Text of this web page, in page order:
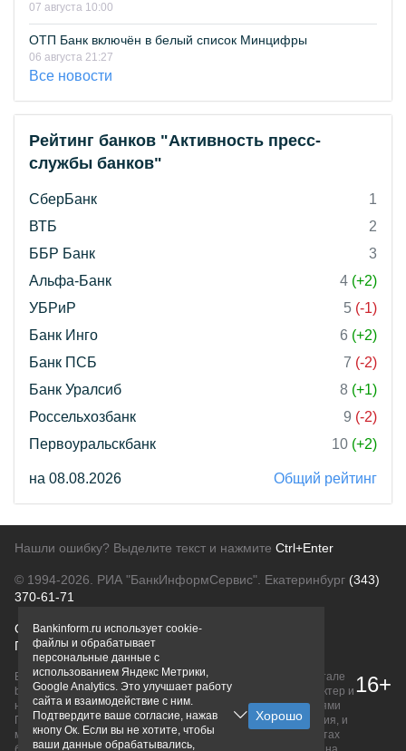
07 августа 10:00
ОТП Банк включён в белый список Минцифры
06 августа 21:27
Все новости
Рейтинг банков "Активность пресс-
службы банков"
СберБанк
1
ВТБ
2
ББР Банк
3
Альфа-Банк
4 (+2)
УБРиР
5 (-1)
Банк Инго
6 (+2)
Банк ПСБ
7 (-2)
Банк Уралсиб
8 (+1)
Россельхозбанк
9 (-2)
Первоуральскбанк
10 (+2)
на 08.08.2026 Общий рейтинг
Нашли ошибку? Выделите текст и нажмите Ctrl+Enter
© 1994-2026. РИА "БанкИнформСервис". Екатеринбург (343)
370-61-71
О проектеПолитика конфиденциальности
Правовая информацияДля рекламодателей
Вся информация о продуктах банков, размещенная на портале
bankinform.ru, носит исключительно ознакомительный характер и
не является публичной офертой, определяемой положениями
ГК РФ. Информация не содержит точного и полного описания, и
может быть изменена. Конечные условия уточняйте на сайтах
16+
Bankinform.ru использует cookie-
файлы и обрабатывает
персональные данные с
использованием Яндекс Метрики,
Google Analytics. Это улучшает работу
сайта и взаимодействие с ним.
Подтвердите ваше согласие, нажав
кнопу Ок. Если вы не хотите, чтобы
ваши данные обрабатывались,